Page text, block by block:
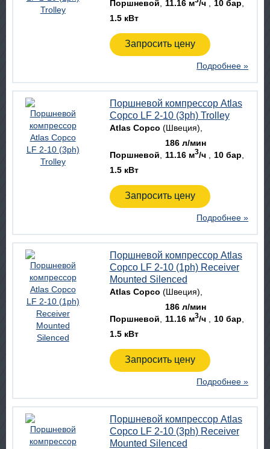
Поршневой 11.16 м /ч
10 бар
1.5 кВт
Запросить цену
Подробнее »
Поршневой компрессор Atlas
Copco LF 2-10 (3ph) Trolley
Atlas Copco (Швеция)
Поршневой
186 л/мин
11.16 м3/ч
10 бар
1.5 кВт
Запросить цену
Подробнее »
Поршневой компрессор Atlas
Copco LF 2-10 (1ph) Receiver
Mounted Silenced
Atlas Copco (Швеция)
Поршневой
186 л/мин
11.16 м3/ч
10 бар
1.5 кВт
Запросить цену
Подробнее »
Поршневой компрессор Atlas
Copco LF 2-10 (3ph) Receiver
Mounted Silenced